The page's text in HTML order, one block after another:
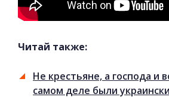
Читай также:
Не крестьяне, а господа и
самом деле были